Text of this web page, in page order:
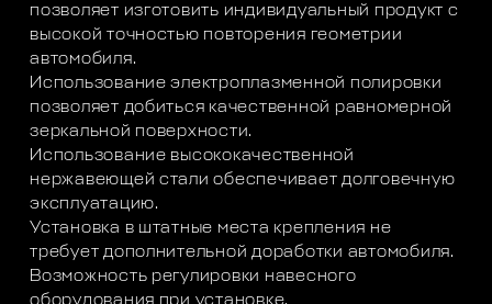
позволяет изготовить индивидуальный продукт с
высокой точностью повторения геометрии
автомобиля.
Использование электроплазменной полировки
позволяет добиться качественной равномерной
зеркальной поверхности.
Использование высококачественной
нержавеющей стали обеспечивает долговечную
эксплуатацию.
Установка в штатные места крепления не
требует дополнительной доработки автомобиля.
Возможность регулировки навесного
оборудования при установке.